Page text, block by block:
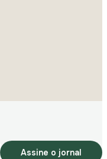
Assine o jornal